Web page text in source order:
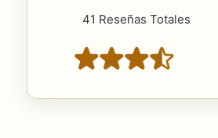
41 Reseñas Totales